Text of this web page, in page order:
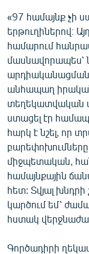
ՁԳՏԵԼՈՎ
ՓՈԴՔԱՍԹ
Հայերեն
English
Русский
ՀԵՏԵՎԵՔ ՄԵԶ
«Ազատության»
«97 համայնք չի
երթուղիներով։
համարում
մասնավորապես՝
անհապաղ
տեղեկատվական
ստացել էր
հարկ է նշել, որ
միջպետական,
համայնքային
հետ: Տվյալ խնդրի
կարծում եմ՝
հստակ
Գործադիրի